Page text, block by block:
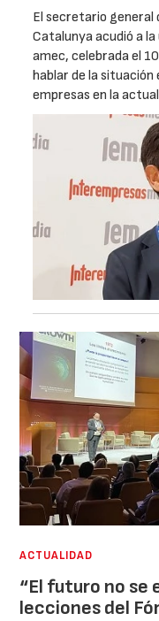
El secretario general
Catalunya acudió a
amec, celebrada el
hablar de la
empresas en la
ACTUALIDAD
“El futuro no se
lecciones del